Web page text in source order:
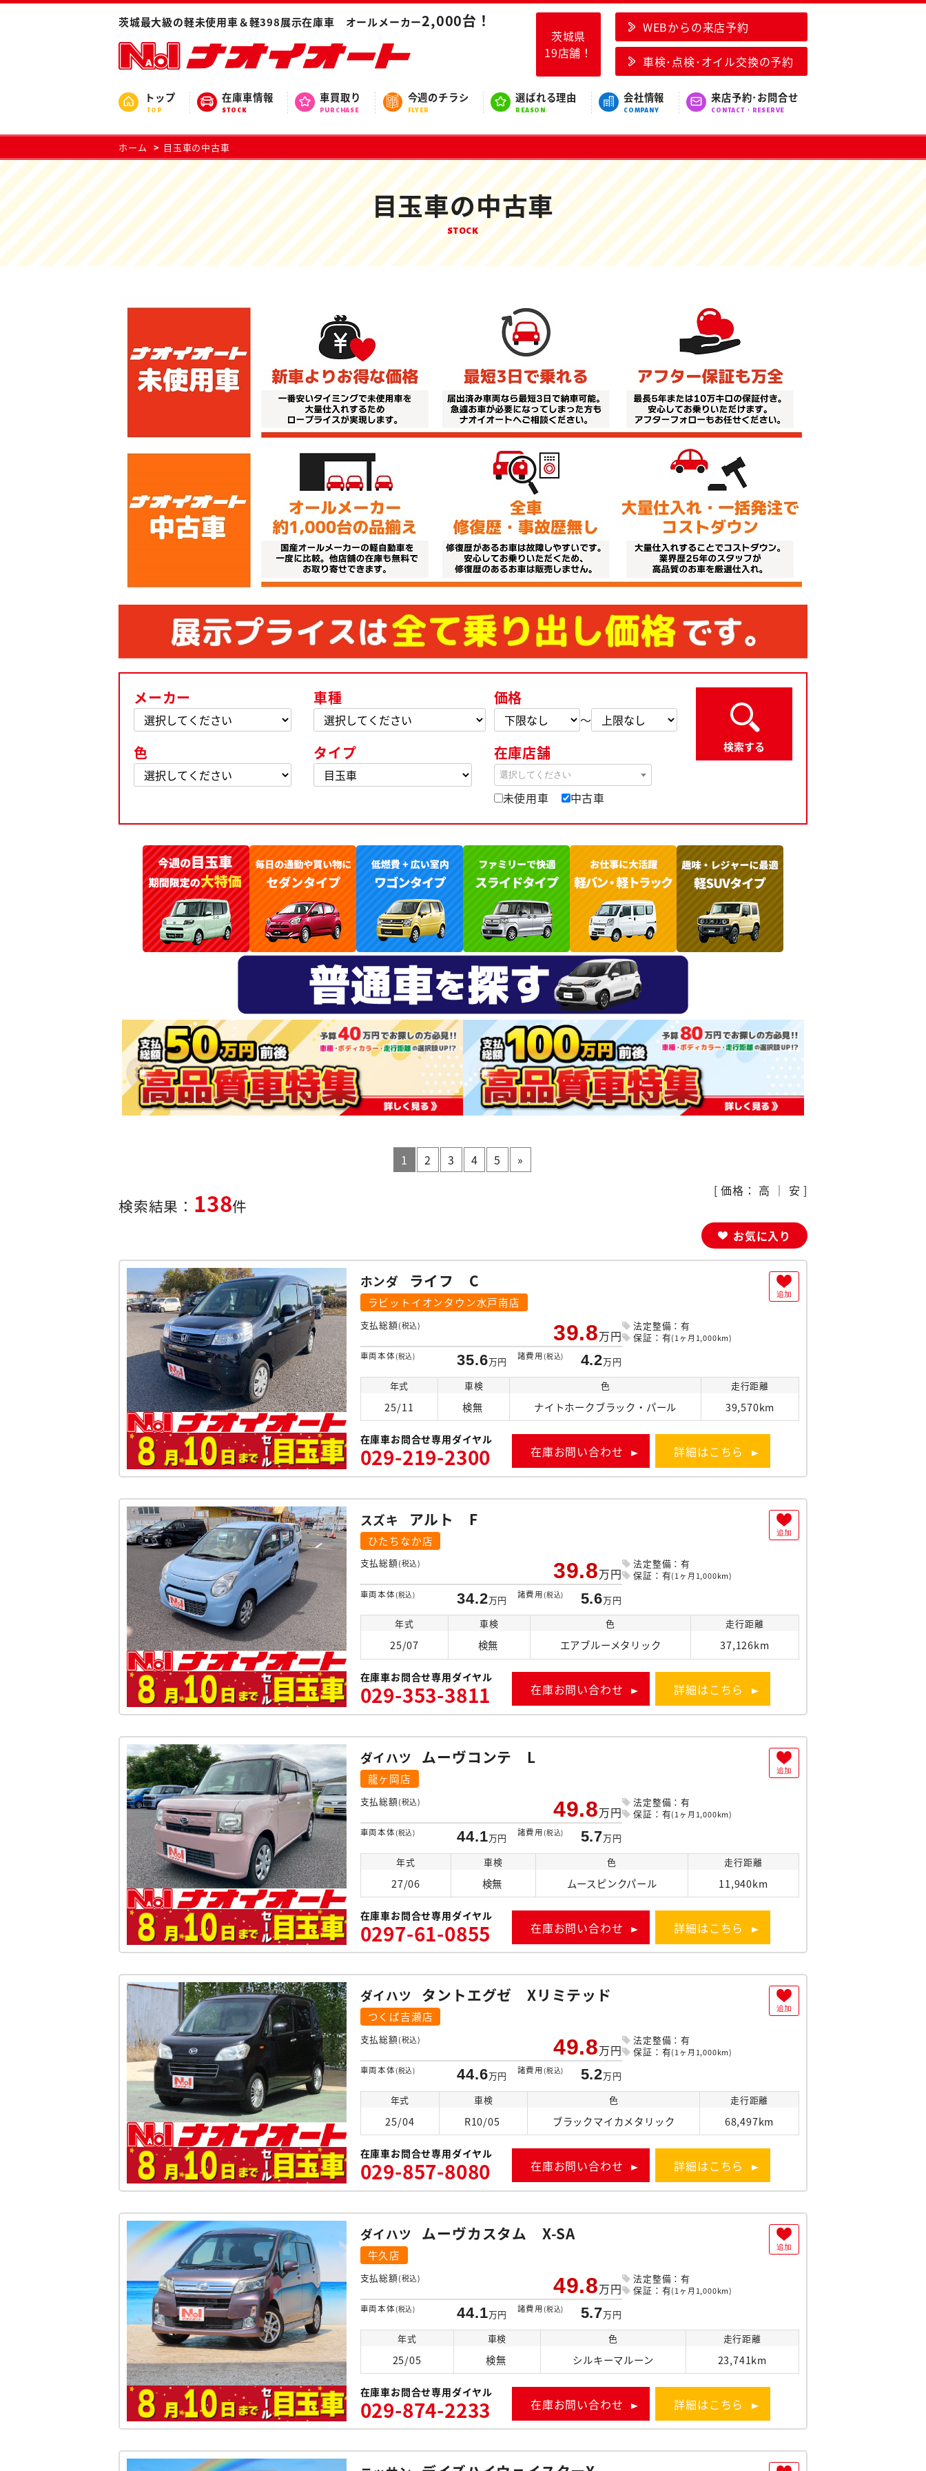
茨城最大級の軽未使用車＆軽398展示在庫車 オールメーカー2,000台！
茨城県
19店舗！
WEBからの来店予約
車検･点検･オイル交換の予約
トップ
TOP
在庫車情報
STOCK
車買取り
PURCHASE
今週のチラシ
FLYER
選ばれる理由
REASON
会社情報
COMPANY
来店予約･お問合せ
CONTACT・RESERVE
ホーム 目玉車の中古車
目玉車の中古車
STOCK
メーカー 車種 価格
～
色 タイプ 在庫店舗
選択してください
未使用車 中古車
1 2 3 4 5 »
検索結果： 138件
[ 価格： 高 ｜ 安 ]
お気に入り
ホンダ ライフ C
ラビットイオンタウン水戸南店
支払総額(税込) 39.8万円
車両本体 (税込) 35.6万円 諸費用 (税込) 4.2万円
法定整備：有
保証：有(1ヶ月1,000km)
年式
25/11
車検
検無
色
ナイトホークブラック・パール
走行距離
39,570km
在庫車お問合せ専用ダイヤル
029-219-2300 在庫お問い合わせ 詳細はこちら
追加
スズキ アルト F
ひたちなか店
支払総額(税込) 39.8万円
車両本体 (税込) 34.2万円 諸費用 (税込) 5.6万円
法定整備：有
保証：有(1ヶ月1,000km)
年式
25/07
車検
検無
色
エアブルーメタリック
走行距離
37,126km
在庫車お問合せ専用ダイヤル
029-353-3811 在庫お問い合わせ 詳細はこちら
追加
ダイハツ ムーヴコンテ L
龍ヶ岡店
支払総額(税込) 49.8万円
車両本体 (税込) 44.1万円 諸費用 (税込) 5.7万円
法定整備：有
保証：有(1ヶ月1,000km)
年式
27/06
車検
検無
色
ムースピンクパール
走行距離
11,940km
在庫車お問合せ専用ダイヤル
0297-61-0855 在庫お問い合わせ 詳細はこちら
追加
ダイハツ タントエグゼ Xリミテッド
つくば吉瀬店
支払総額(税込) 49.8万円
車両本体 (税込) 44.6万円 諸費用 (税込) 5.2万円
法定整備：有
保証：有(1ヶ月1,000km)
年式
25/04
車検
R10/05
色
ブラックマイカメタリック
走行距離
68,497km
在庫車お問合せ専用ダイヤル
029-857-8080 在庫お問い合わせ 詳細はこちら
追加
ダイハツ ムーヴカスタム X-SA
牛久店
支払総額(税込) 49.8万円
車両本体 (税込) 44.1万円 諸費用 (税込) 5.7万円
法定整備：有
保証：有(1ヶ月1,000km)
年式
25/05
車検
検無
色
シルキーマルーン
走行距離
23,741km
在庫車お問合せ専用ダイヤル
029-874-2233 在庫お問い合わせ 詳細はこちら
追加